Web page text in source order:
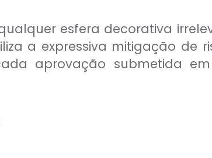
esfera decorativa
a expressiva mitigação de
aprovação submetida